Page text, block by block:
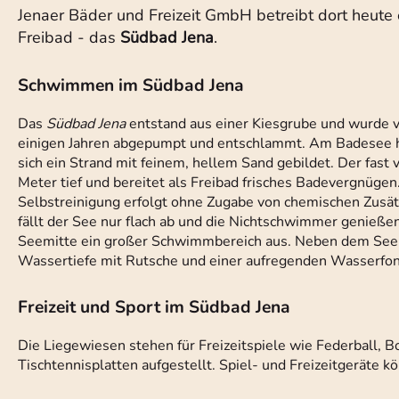
Jenaer Bäder und Freizeit GmbH betreibt dort heute
Freibad - das Südbad Jena.
Schwimmen im Südbad Jena
Das Südbad Jenaentstand aus einer Kiesgrube und wurde
einigen Jahren abgepumpt und entschlammt. Am Badesee
sich ein Strand mit feinem, hellem Sand gebildet. Der
Meter tief und bereitet als Freibad frisches
Selbstreinigung erfolgt ohne Zugabe von chemischen
fällt der See nur flach ab und die Nichtschwimmer
Seemitte ein großer Schwimmbereich aus. Neben dem
Wassertiefe mit Rutsche und einer aufregenden
Freizeit und Sport im Südbad Jena
Die Liegewiesen stehen für Freizeitspiele wie Federball,
Tischtennisplatten aufgestellt. Spiel- und Freizeitgeräte